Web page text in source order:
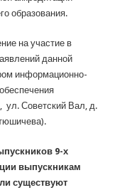
образования.
на участие в
данной
информационно-
ул. Советский Вал, д.
9-х
выпускникам
существуют